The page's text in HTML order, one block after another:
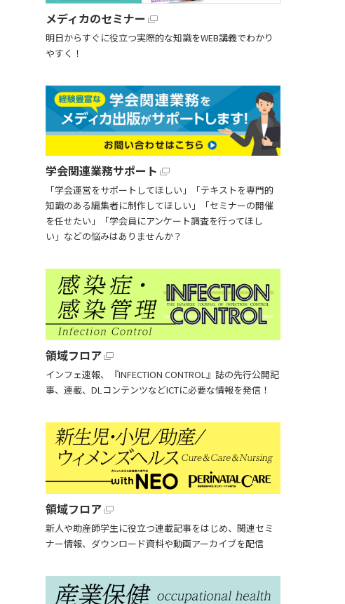
メディカのセミナー
明日からすぐに役立つ実際的な知識をWEB講義でわかり
やすく！
学会関連業務サポート
「学会運営をサポートしてほしい」「テキストを専門的
知識のある編集者に制作してほしい」「セミナーの開催
を任せたい」「学会員にアンケート調査を行ってほし
い」などの悩みはありませんか？
領域フロア
インフェ速報、『INFECTION CONTROL』誌の先行公開記
事、連載、DLコンテンツなどICTに必要な情報を発信！
領域フロア
新人や助産師学生に役立つ連載記事をはじめ、関連セミ
ナー情報、ダウンロード資料や動画アーカイブを配信